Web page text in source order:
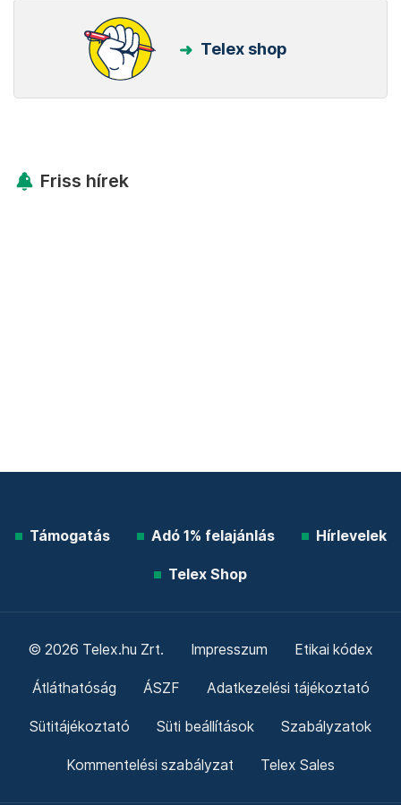
Telex shop
Friss hírek
Támogatás Adó 1% felajánlás Hírlevelek
Telex Shop
© 2026 Telex.hu Zrt. Impresszum Etikai kódex
Átláthatóság ÁSZF Adatkezelési tájékoztató
Sütitájékoztató Süti beállítások Szabályzatok
Kommentelési szabályzat Telex Sales